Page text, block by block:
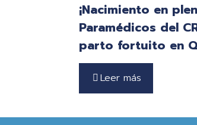
¡Nacimiento en
Paramédicos del
parto fortuito en
Leer más